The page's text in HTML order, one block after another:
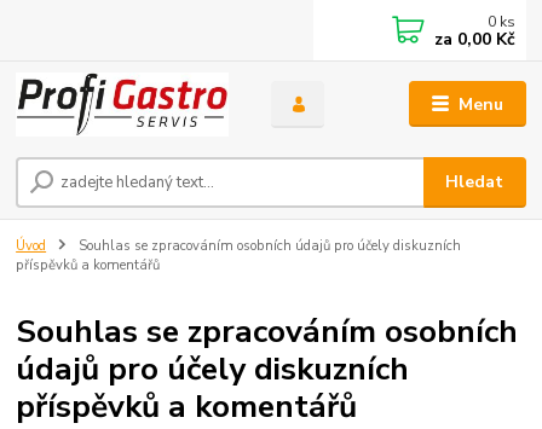
Menu
Hledat
0 ks
za 0,00 Kč
Úvod
Souhlas se zpracováním osobních údajů pro účely diskuzních
příspěvků a komentářů
Souhlas se zpracováním osobních
údajů pro účely diskuzních
příspěvků a komentářů